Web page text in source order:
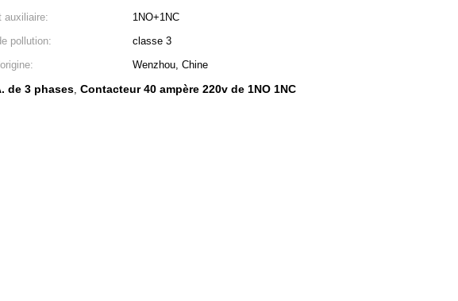
auxiliaire:
1NO+1NC
pollution:
classe 3
Wenzhou, Chine
de 3 phases, Contacteur 40 ampère 220v de 1NO 1NC